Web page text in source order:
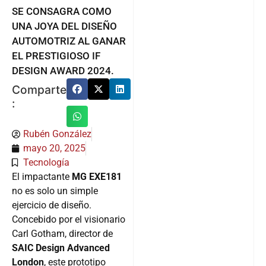
SE CONSAGRA COMO
UNA JOYA DEL DISEÑO
AUTOMOTRIZ AL GANAR
EL PRESTIGIOSO IF
DESIGN AWARD 2024.
Comparte
:
Rubén González
mayo 20, 2025
Tecnología
El impactante MG EXE181
no es solo un simple
ejercicio de diseño.
Concebido por el visionario
Carl Gotham, director de
SAIC Design Advanced
London, este prototipo